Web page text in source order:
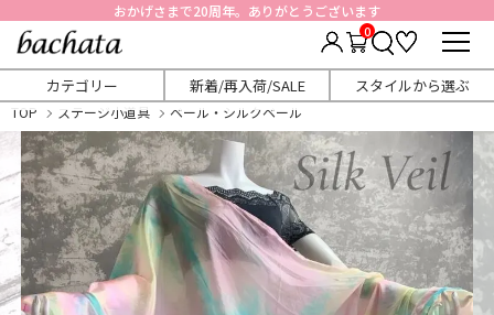
おかげさまで20周年。ありがとうございます
0
カテゴリー 新着/再入荷/SALE スタイルから選ぶ
TOP ステージ小道具 ベール・シルクベール